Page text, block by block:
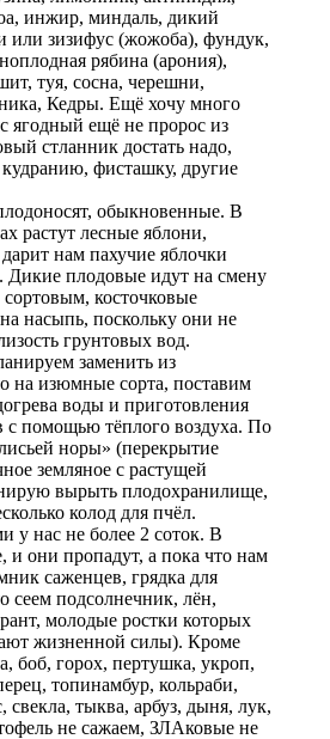
инжир, миндаль, дикий
или зизифус (жожоба), фундук,
рябина (арония),
туя, сосна, черешни,
Кедры. Ещё хочу много
ягодный ещё не пророс из
стланник достать надо,
фисташку, другие
обыкновенные. В
растут лесные яблони,
нам пахучие яблочки
Дикие плодовые идут на смену
косточковые
насыпь, поскольку они не
грунтовых вод.
заменить из
на изюмные сорта, поставим
воды и приготовления
с помощью тёплого воздуха. По
норы» (перекрытие
земляное с растущей
вырыть плодохранилище,
колод для пчёл.
у нас не более 2 соток. В
и они пропадут, а пока что нам
саженцев, грядка для
сеем подсолнечник, лён,
молодые ростки которых
жизненной силы). Кроме
боб, горох, пертушка, укроп,
топинамбур, кольраби,
свекла, тыква, арбуз, дыня, лук,
не сажаем, ЗЛАковые не